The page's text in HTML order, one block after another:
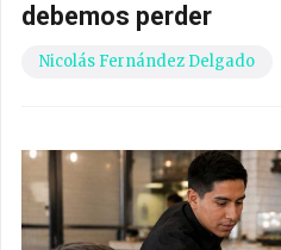
debemos perder
Nicolás Fernández Delgado